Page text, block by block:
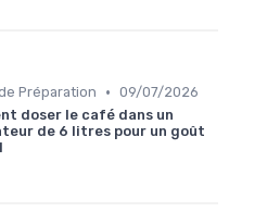
Préparation • 09/07/2026
doser le café dans un
de 6 litres pour un goût